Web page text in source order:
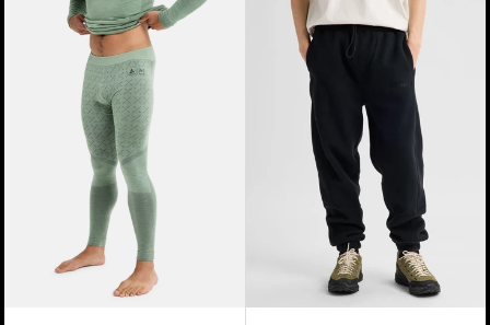
Produkten
Cinder
Fleecehose